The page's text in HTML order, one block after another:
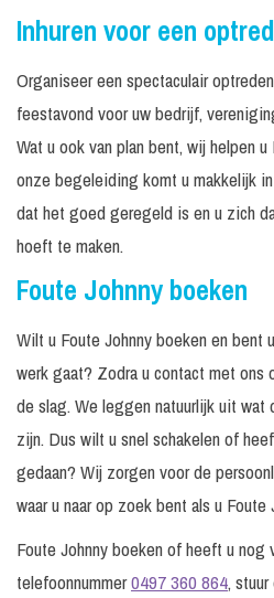
Inhuren voor een
Organiseer een spectaculair
feestavond voor uw bedrijf,
Wat u ook van plan bent, wij helpen
onze begeleiding komt u makkelijk
dat het goed geregeld is en u zich
hoeft te maken.
Foute Johnny boeken
Wilt u Foute Johnny boeken en bent
werk gaat? Zodra u contact met ons
de slag. We leggen natuurlijk uit
zijn. Dus wilt u snel schakelen of
gedaan? Wij zorgen voor de
waar u naar op zoek bent als u Foute
Foute Johnny boeken of heeft u nog
telefoonnummer0497 360 864,